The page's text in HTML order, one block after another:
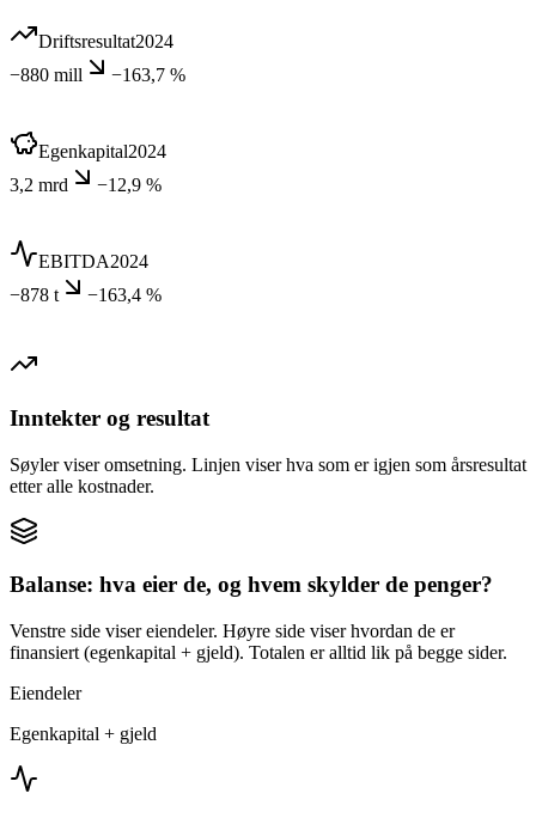
Driftsresultat2024
−880 mill
−163,7 %
Egenkapital2024
3,2 mrd
−12,9 %
EBITDA2024
−878 t
−163,4 %
Inntekter og resultat
Søyler viser omsetning. Linjen viser hva som er igjen som årsresultat
etter alle kostnader.
Balanse: hva eier de, og hvem skylder de penger?
Venstre side viser eiendeler. Høyre side viser hvordan de er
finansiert (egenkapital + gjeld). Totalen er alltid lik på begge sider.
Eiendeler
Egenkapital + gjeld